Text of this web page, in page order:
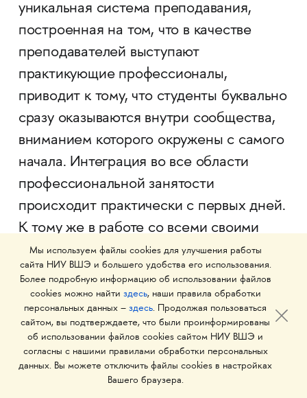
уникальная система преподавания,
построенная на том, что в качестве
преподавателей выступают
практикующие профессионалы,
приводит к тому, что студенты буквально
сразу оказываются внутри сообщества,
вниманием которого окружены с самого
начала. Интеграция во все области
профессиональной занятости
происходит практически с первых дней.
К тому же в работе со всеми своими
студентами я подчёркиваю: то, что вы
делаете, не является исключительно
учебным заданием — это то, что делает
практикующий дизайнер, работая над
каждой новой задачей и проектом. И вы,
говорю я студентам, всё время должны
задавать себе вопрос: зачем я это
Мы используем файлы cookies для улучшения работы
сайта НИУ ВШЭ и большего удобства его использования.
Более подробную информацию об использовании файлов
cookies можно найти здесь, наши правила обработки
персональных данных – здесь. Продолжая пользоваться
сайтом, вы подтверждаете, что были проинформированы
об использовании файлов cookies сайтом НИУ ВШЭ и
согласны с нашими правилами обработки персональных
данных. Вы можете отключить файлы cookies в настройках
Вашего браузера.